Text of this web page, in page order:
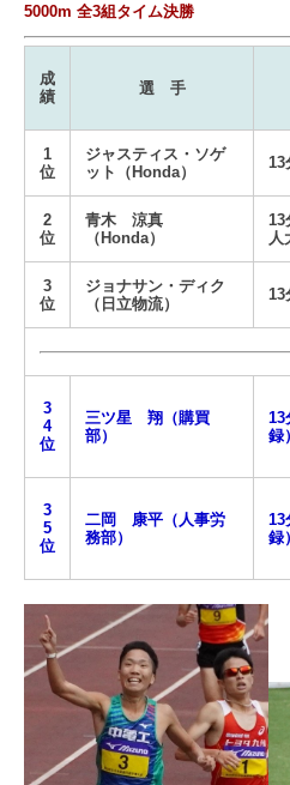
5000m 全3組タイム決勝
成
績
選 手
1
位
ジャスティス・ソゲ
ット（Honda）
13
2
位
青木 涼真
（Honda）
13
人
3
位
ジョナサン・ディク
（日立物流）
13
3
4
位
三ツ星 翔（購買
部）
13
録）
3
5
位
二岡 康平（人事労
務部）
13
録）